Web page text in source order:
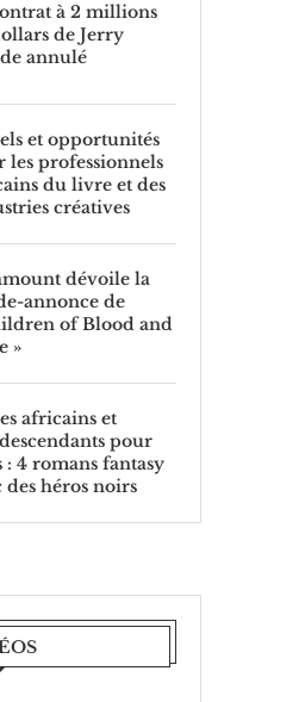
à 2 millions
de Jerry
annulé
et opportunités
les professionnels
du livre et des
créatives
dévoile la
annonce de
of Blood and
»
africains et
pour
: 4 romans fantasy
des héros noirs